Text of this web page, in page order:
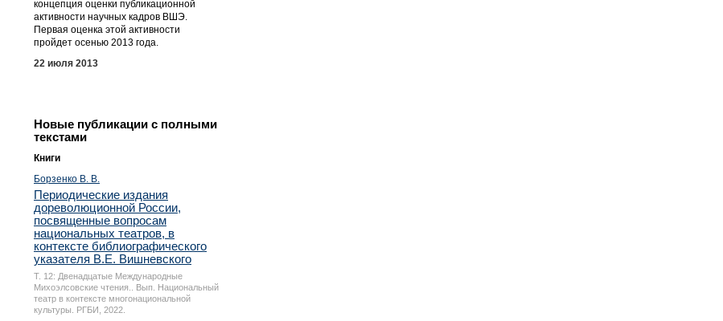
концепция оценки публикационной
активности научных кадров ВШЭ.
Первая оценка этой активности
пройдет осенью 2013 года.
22 июля 2013
Новые публикации с полными
текстами
Книги
Борзенко В. В.
Периодические издания
дореволюционной России,
посвященные вопросам
национальных театров, в
контексте библиографического
указателя В.Е. Вишневского
Т. 12: Двенадцатые Международные
Михоэлсовские чтения.. Вып. Национальный
театр в контексте многонациональной
культуры. РГБИ, 2022.